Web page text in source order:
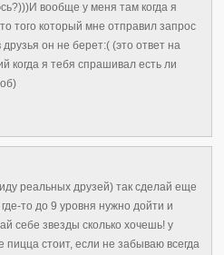
вообще у меня там когда я
того который мне отправил запрос
он не берет:( (это ответ на
когда я тебя спрашивал есть ли
реальных друзей) так сделай еще
где-то до 9 уровня нужно дойти и
себе звезды сколько хочешь! у
пицца стоит, если не забываю всегда